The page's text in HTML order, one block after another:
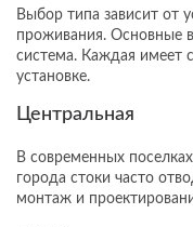
Выбор типа зависит от
проживания. Основные
система. Каждая имеет
установке.
Центральная
В современных
города стоки часто
монтаж и